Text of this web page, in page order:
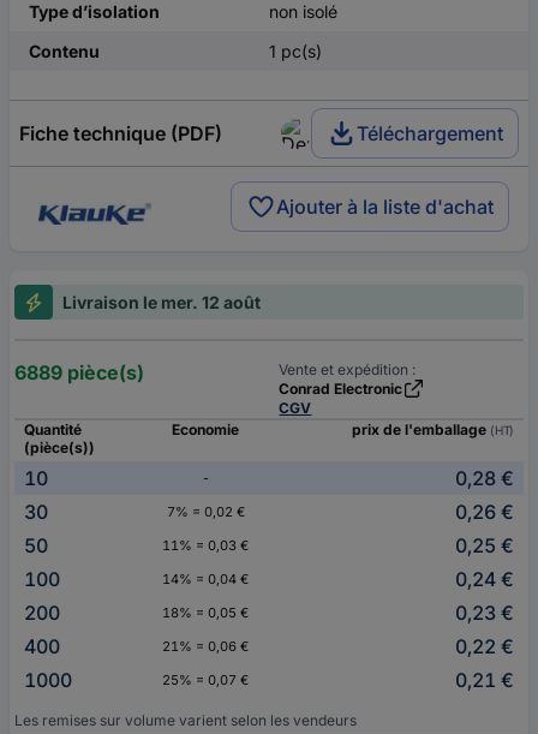
Type d’isolation
non isolé
Contenu
1 pc(s)
Fiche technique (PDF) Téléchargement
Ajouter à la liste d'achat
Livraison le mer. 12 août
6889 pièce(s)
Vente et expédition :
Conrad Electronic
CGV
Quantité
(pièce(s))
Economie prix de l'emballage (HT)
10 -
0,28 €
30
7% = 0,02 €
0,26 €
50
11% = 0,03 €
0,25 €
100
14% = 0,04 €
0,24 €
200
18% = 0,05 €
0,23 €
400
21% = 0,06 €
0,22 €
1000
25% = 0,07 € 0,21 €
Les remises sur volume varient selon les vendeurs